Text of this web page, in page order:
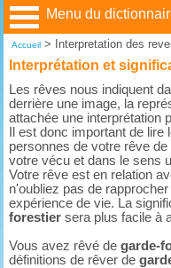
Menu du
Accueil> Interpretation des
Interprétation et
Les rêves nous indiquent
derrière une image, la
attachée une interprétation
Il est donc important de lire
personnes de votre rêve
votre vécu et dans le sens
Votre rêve est en relation
n'oubliez pas de
expérience de vie. La
forestier sera plus facile à
Vous avez rêvé degarde-
définitions de rêver de